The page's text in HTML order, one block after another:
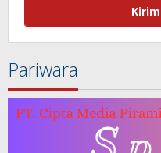
Pariwara